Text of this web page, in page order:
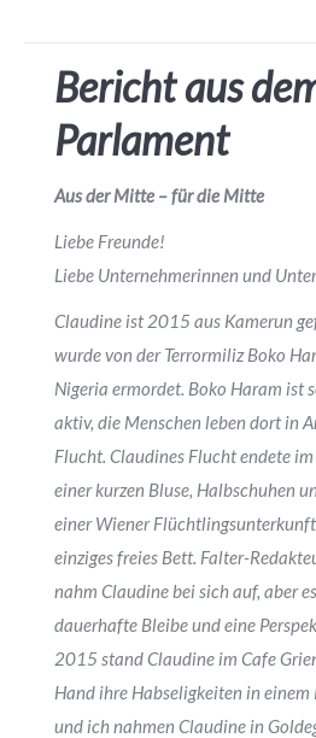
Bericht aus
Parlament
Aus der Mitte – für die Mitte
Liebe Freunde!
Liebe Unternehmerinnen und
Claudine ist 2015 aus Kamerun
wurde von der Terrormiliz Boko
Nigeria ermordet. Boko Haram ist
aktiv, die Menschen leben dort in
Flucht. Claudines Flucht endete
einer kurzen Bluse, Halbschuhen
einer Wiener
einziges freies Bett. Falter-
nahm Claudine bei sich auf, aber
dauerhafte Bleibe und eine
2015 stand Claudine im Cafe
Hand ihre Habseligkeiten in einem
und ich nahmen Claudine in